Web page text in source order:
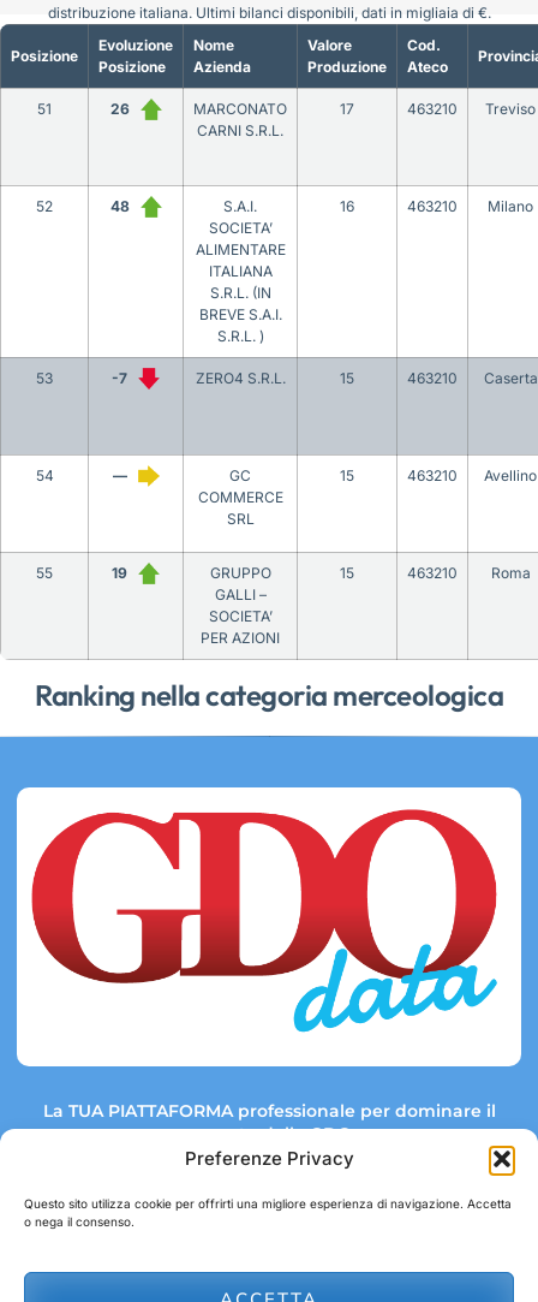
Preferenze Privacy
Questo sito utilizza cookie per offrirti una migliore esperienza di navigazione. Accetta
o nega il consenso.
Ranking nella categoria merceologica
Posizione
Evoluzione
Posizione
Nome
Azienda
Valore
Produzione
Cod.
Ateco
51 26
MARCONATO
CARNI S.R.L.
17 463210 Treviso
52 48
S.A.I.
SOCIETA’
ALIMENTARE
ITALIANA
S.R.L. (IN
BREVE S.A.I.
S.R.L. )
16 463210 Milano
53 -7 ZERO4 S.R.L. 15 463210 Caserta
54 —
GC
COMMERCE
SRL
15 463210 Avellino
55 19
GRUPPO
GALLI –
SOCIETA’
PER AZIONI
15 463210 Roma
distribuzione italiana. Ultimi bilanci disponibili, dati in migliaia di €.
La TUA PIATTAFORMA professionale per dominare il
mercato della GDO.
Link rapidi: